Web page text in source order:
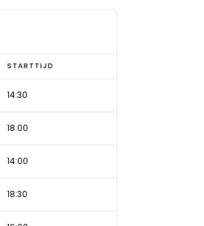
STARTTIJD
14:30
18:00
14:00
18:30